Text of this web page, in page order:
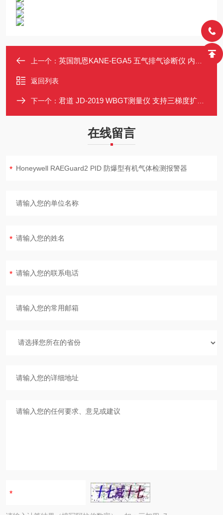
上一个： 英国凯恩KANE-EGA5 五气排气诊断仪 内置磁吸 橡胶防护套
返回列表
下一个： 君道 JD-2019 WBGT测量仪 支持三梯度扩展 劳动强度评价
在线留言